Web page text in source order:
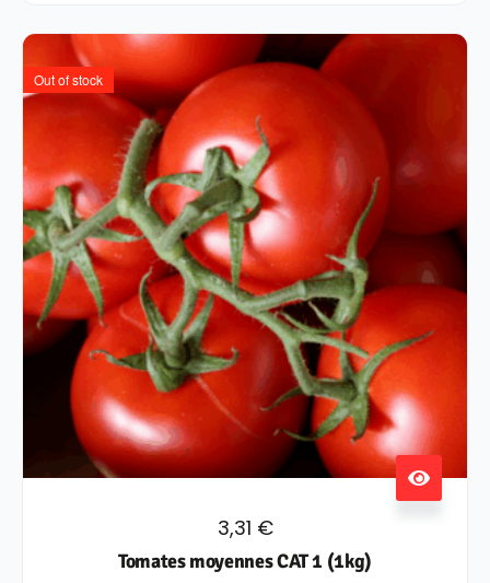
Out of stock
3,31 €
Tomates moyennes CAT 1 (1kg)